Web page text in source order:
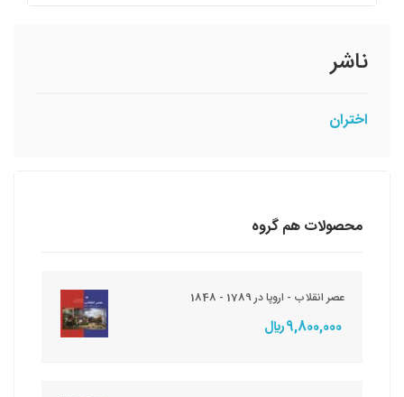
ناشر
اختران
محصولات هم گروه
عصر انقلاب - اروپا در 1789 - 1848
9,800,000 ريال